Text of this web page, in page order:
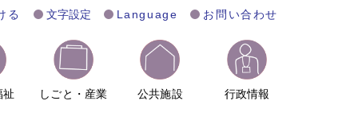
る 文字設定 Language お問い合わせ
祉 しごと・産業 公共施設 行政情報